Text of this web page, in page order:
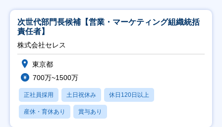
次世代部門長候補【営業・マーケティング組織統括
責任者】
株式会社セレス
東京都
700万~1500万
正社員採用 土日祝休み 休日120日以上
産休・育休あり 賞与あり